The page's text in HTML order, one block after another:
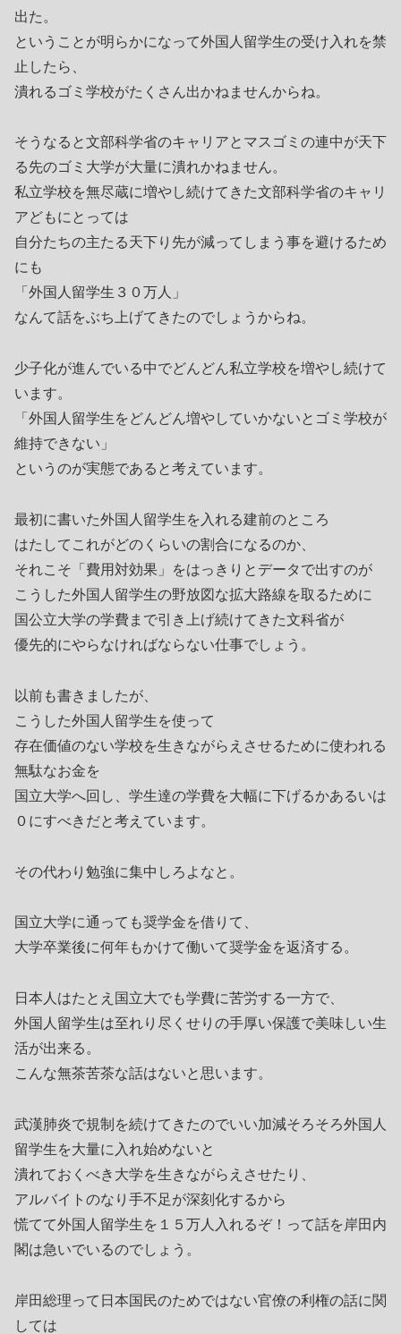
出た。
ということが明らかになって外国人留学生の受け入れを禁
止したら、
潰れるゴミ学校がたくさん出かねませんからね。
そうなると文部科学省のキャリアとマスゴミの連中が天下
る先のゴミ大学が大量に潰れかねません。
私立学校を無尽蔵に増やし続けてきた文部科学省のキャリ
アどもにとっては
自分たちの主たる天下り先が減ってしまう事を避けるため
にも
「外国人留学生３０万人」
なんて話をぶち上げてきたのでしょうからね。
少子化が進んでいる中でどんどん私立学校を増やし続けて
います。
「外国人留学生をどんどん増やしていかないとゴミ学校が
維持できない」
というのが実態であると考えています。
最初に書いた外国人留学生を入れる建前のところ
はたしてこれがどのくらいの割合になるのか、
それこそ「費用対効果」をはっきりとデータで出すのが
こうした外国人留学生の野放図な拡大路線を取るために
国公立大学の学費まで引き上げ続けてきた文科省が
優先的にやらなければならない仕事でしょう。
以前も書きましたが、
こうした外国人留学生を使って
存在価値のない学校を生きながらえさせるために使われる
無駄なお金を
国立大学へ回し、学生達の学費を大幅に下げるかあるいは
０にすべきだと考えています。
その代わり勉強に集中しろよなと。
国立大学に通っても奨学金を借りて、
大学卒業後に何年もかけて働いて奨学金を返済する。
日本人はたとえ国立大でも学費に苦労する一方で、
外国人留学生は至れり尽くせりの手厚い保護で美味しい生
活が出来る。
こんな無茶苦茶な話はないと思います。
武漢肺炎で規制を続けてきたのでいい加減そろそろ外国人
留学生を大量に入れ始めないと
潰れておくべき大学を生きながらえさせたり、
アルバイトのなり手不足が深刻化するから
慌てて外国人留学生を１５万人入れるぞ！って話を岸田内
閣は急いでいるのでしょう。
岸田総理って日本国民のためではない官僚の利権の話に関
しては